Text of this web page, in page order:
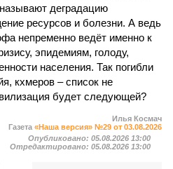
деградацию
ресурсов и болезни. А ведь
непременно ведёт именно к
эпидемиям, голоду,
населения. Так погибли
кхмеров – список не
будет следующей?
Илья Космач
Газета «Наша версия» №29 от 03.08.2026
Опубликовано: 05.08.2026 13:00
Отредактировано: 05.08.2026 13:00